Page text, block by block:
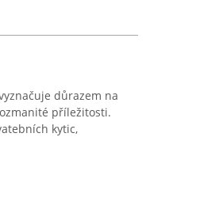
důrazem na
příležitosti.
kytic,